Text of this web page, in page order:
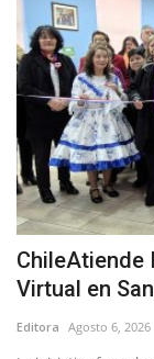
ChileAtiende
Virtual en
Editora Agosto 6, 2026